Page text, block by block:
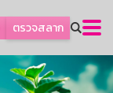
ตรวจสลาก